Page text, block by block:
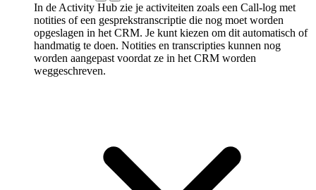
In de Activity Hub zie je activiteiten zoals een Call-log met
notities of een gespreks­transcriptie die nog moet worden
opgeslagen in het CRM. Je kunt kiezen om dit automatisch of
handmatig te doen. Notities en transcripties kunnen nog
worden aangepast voordat ze in het CRM worden
weggeschreven.